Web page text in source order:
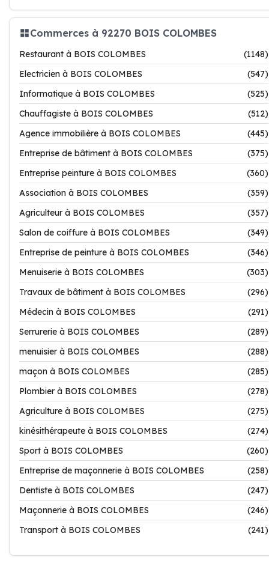
Commerces à 92270 BOIS COLOMBES
Restaurant à BOIS COLOMBES
(1148)
Electricien à BOIS COLOMBES
(547)
Informatique à BOIS COLOMBES
(525)
Chauffagiste à BOIS COLOMBES
(512)
Agence immobilière à BOIS COLOMBES
(445)
Entreprise de bâtiment à BOIS COLOMBES
(375)
Entreprise peinture à BOIS COLOMBES
(360)
Association à BOIS COLOMBES
(359)
Agriculteur à BOIS COLOMBES
(357)
Salon de coiffure à BOIS COLOMBES
(349)
Entreprise de peinture à BOIS COLOMBES
(346)
Menuiserie à BOIS COLOMBES
(303)
Travaux de bâtiment à BOIS COLOMBES
(296)
Médecin à BOIS COLOMBES
(291)
Serrurerie à BOIS COLOMBES
(289)
menuisier à BOIS COLOMBES
(288)
maçon à BOIS COLOMBES
(285)
Plombier à BOIS COLOMBES
(278)
Agriculture à BOIS COLOMBES
(275)
kinésithérapeute à BOIS COLOMBES
(274)
Sport à BOIS COLOMBES
(260)
Entreprise de maçonnerie à BOIS COLOMBES
(258)
Dentiste à BOIS COLOMBES
(247)
Maçonnerie à BOIS COLOMBES
(246)
Transport à BOIS COLOMBES
(241)